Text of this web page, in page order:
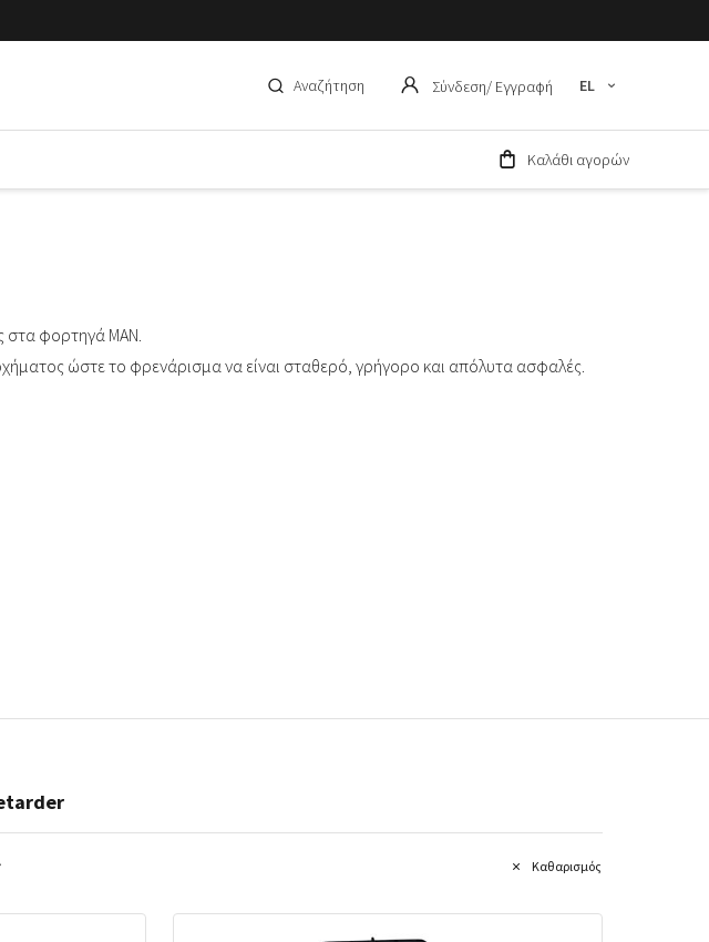
Αναζήτηση Σύνδεση/ Εγγραφή EL
Καλάθι αγορών
φορτηγά MAN.
ώστε το φρενάρισμα να είναι σταθερό, γρήγορο και απόλυτα ασφαλές.
Καθαρισμός